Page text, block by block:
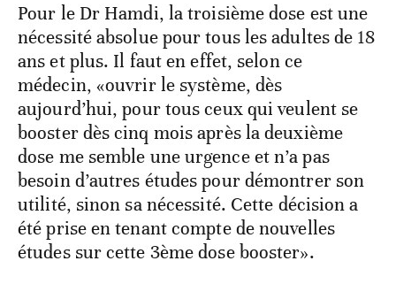
Pour le Dr Hamdi, la troisième dose est une
nécessité absolue pour tous les adultes de 18
ans et plus. Il faut en effet, selon ce
médecin, «ouvrir le système, dès
aujourd’hui, pour tous ceux qui veulent se
booster dès cinq mois après la deuxième
dose me semble une urgence et n’a pas
besoin d’autres études pour démontrer son
utilité, sinon sa nécessité. Cette décision a
été prise en tenant compte de nouvelles
études sur cette 3ème dose booster».